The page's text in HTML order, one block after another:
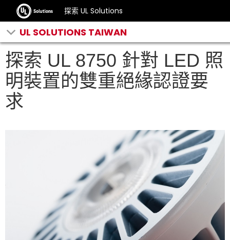
探索 UL Solutions
UL SOLUTIONS TAIWAN
探索 UL 8750 針對 LED 照
明裝置的雙重絕緣認證要
求